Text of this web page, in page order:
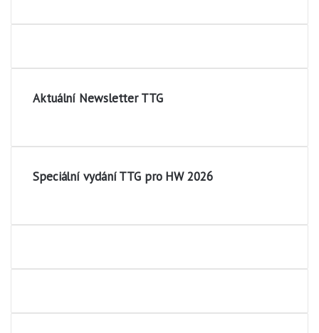
Aktuální Newsletter TTG
Speciální vydání TTG pro HW 2026